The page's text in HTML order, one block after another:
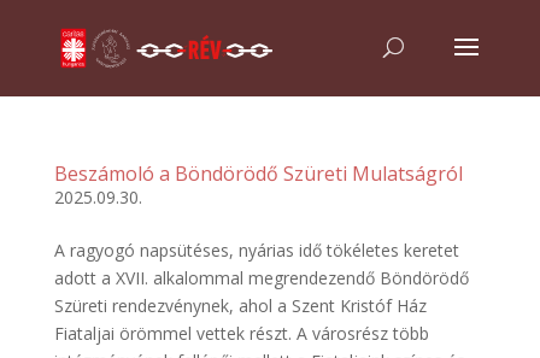
Beszámoló a Böndörödő Szüreti Mulatságról
2025.09.30.
A ragyogó napsütéses, nyárias idő tökéletes keretet
adott a XVII. alkalommal megrendezendő Böndörödő
Szüreti rendezvénynek, ahol a Szent Kristóf Ház
Fiataljai örömmel vettek részt. A városrész több